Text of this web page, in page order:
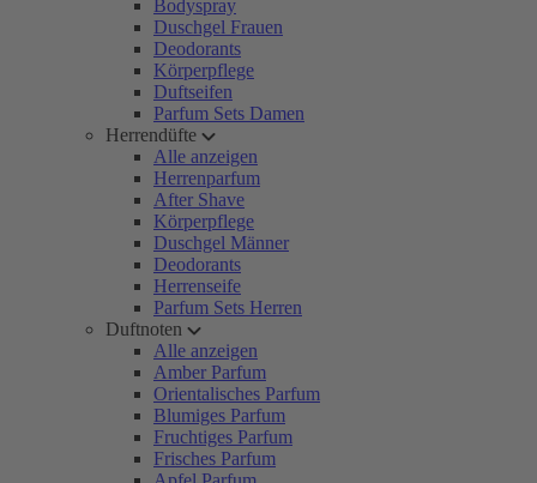
Bodyspray
Duschgel Frauen
Deodorants
Körperpflege
Duftseifen
Parfum Sets Damen
Herrendüfte
Alle anzeigen
Herrenparfum
After Shave
Körperpflege
Duschgel Männer
Deodorants
Herrenseife
Parfum Sets Herren
Duftnoten
Alle anzeigen
Amber Parfum
Orientalisches Parfum
Blumiges Parfum
Fruchtiges Parfum
Frisches Parfum